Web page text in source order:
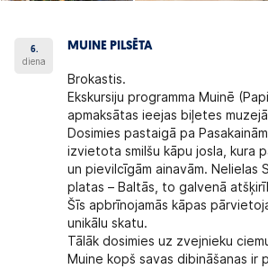
6.
diena
MUINE PILSĒTA
Brokastis.
Ekskursiju programma Muinē
apmaksātas ieejas biļetes
Dosimies pastaigā pa
izvietota smilšu kāpu josla, kura
un pievilcīgām ainavām. Nelielas
platas – Baltās, to galvenā
Šīs apbrīnojamās kāpas
unikālu skatu.
Tālāk dosimies uz zvejnieku
Muine kopš savas dibināšanas ir